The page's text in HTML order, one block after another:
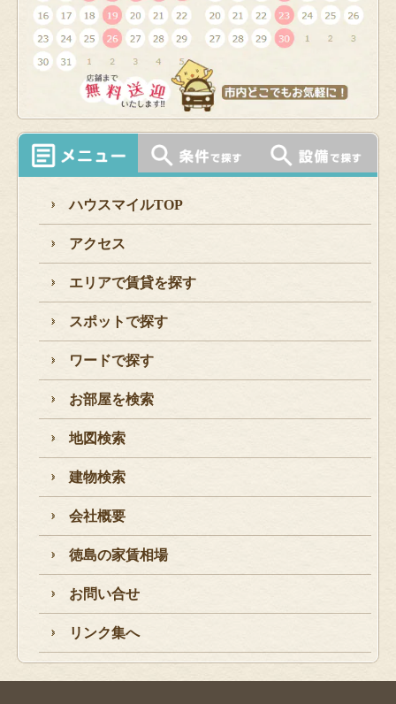
ハウスマイルTOP
アクセス
エリアで賃貸を探す
スポットで探す
ワードで探す
お部屋を検索
地図検索
建物検索
会社概要
徳島の家賃相場
お問い合せ
リンク集へ